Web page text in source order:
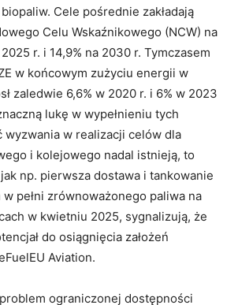
Cele pośrednie zakładają
Celu Wskaźnikowego (NCW) na
r. i 14,9% na 2030 r. Tymczasem
w końcowym zużyciu energii w
zaledwie 6,6% w 2020 r. i 6% w 2023
lukę w wypełnieniu tych
wyzwania w realizacji celów dla
i kolejowego nadal istnieją, to
np. pierwsza dostawa i tankowanie
pełni zrównoważonego paliwa na
w kwietniu 2025, sygnalizują, że
do osiągnięcia założeń
Aviation.
ograniczonej dostępności